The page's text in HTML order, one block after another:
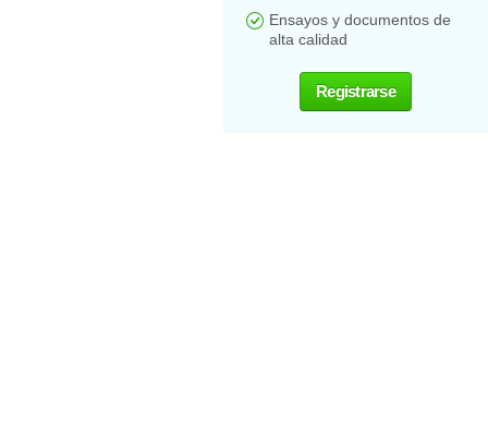
Ensayos y documentos de
alta calidad
Registrarse